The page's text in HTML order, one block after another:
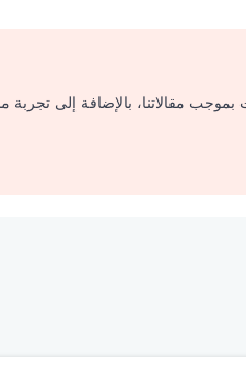
مقالاتنا، بالإضافة إلى